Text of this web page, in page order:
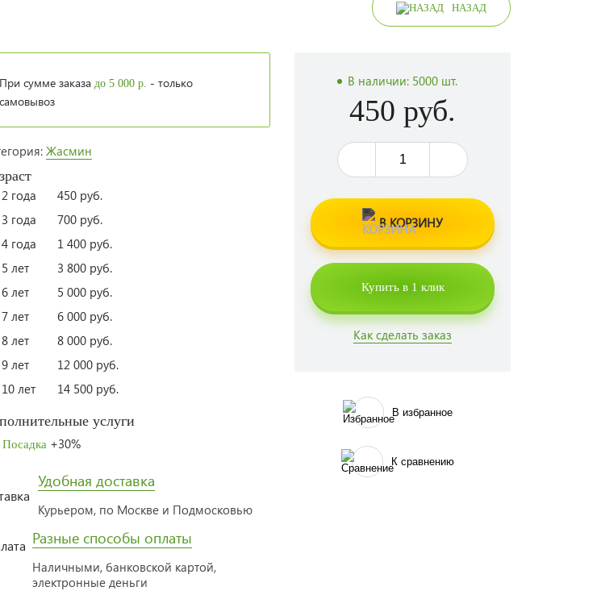
НАЗАД
При сумме заказадо 5 000 р. - только
самовывоз
Жасмин
2 года
450 руб.
3 года
700 руб.
4 года
1 400 руб.
5 лет
3 800 руб.
6 лет
5 000 руб.
7 лет
6 000 руб.
8 лет
8 000 руб.
9 лет
12 000 руб.
10 лет
14 500 руб.
услуги
Посадка +30%
Удобная доставка
Курьером, по Москве и Подмосковью
Разные способы оплаты
Наличными, банковской картой,
электронные деньги
В наличии: 5000 шт.
450 руб.
В КОРЗИНУ
Купить в 1 клик
Как сделать заказ
В избранное
К сравнению